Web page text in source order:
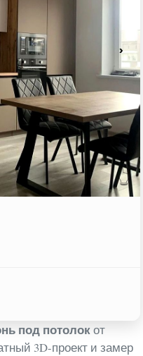
›
👆
под потолокот
3D-проект и замер